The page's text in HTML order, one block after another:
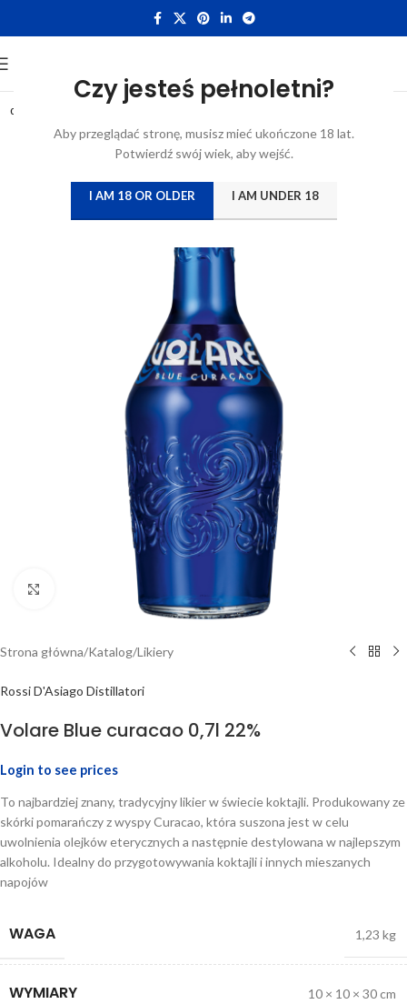
Czy jesteś pełnoletni?
Aby przeglądać stronę, musisz mieć ukończone 18 lat.
Potwierdź swój wiek, aby wejść.
I AM 18 OR OLDER I AM UNDER 18
0,7L
Click to enlarge
Strona główna/Katalog/Likiery
Rossi D'Asiago Distillatori
Volare Blue curacao 0,7l 22%
Login to see prices
To najbardziej znany, tradycyjny likier w świecie koktajli. Produkowany ze
skórki pomarańczy z wyspy Curacao, która suszona jest w celu
uwolnienia olejków eterycznych a następnie destylowana w najlepszym
alkoholu. Idealny do przygotowywania koktajli i innych mieszanych
napojów
WAGA 1,23 kg
WYMIARY 10 × 10 × 30 cm